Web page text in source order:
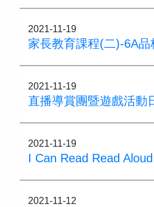
2021-11-19
家長教育課程(二)-6A品
2021-11-19
直播導賞團暨遊戲活動
2021-11-19
I Can Read Read
2021-11-12